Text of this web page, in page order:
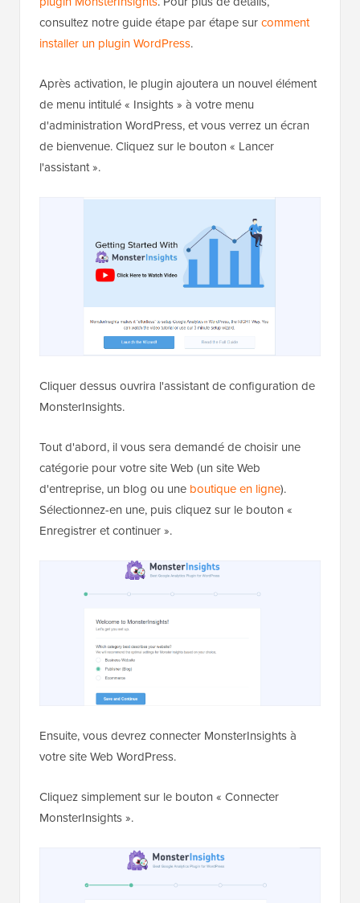
consultez notre guide étape par étape surcomment
installer un plugin WordPress.
Après activation, le plugin ajoutera un nouvel élément
de menu intitulé « Insights » à votre menu
d'administration WordPress, et vous verrez un écran
de bienvenue. Cliquez sur le bouton « Lancer
l'assistant ».
Cliquer dessus ouvrira l'assistant de configuration de
MonsterInsights.
Tout d'abord, il vous sera demandé de choisir une
catégorie pour votre site Web (un site Web
d'entreprise, un blog ou une boutique en ligne).
Sélectionnez-en une, puis cliquez sur le bouton «
Enregistrer et continuer ».
Ensuite, vous devrez connecter MonsterInsights à
votre site Web WordPress.
Cliquez simplement sur le bouton « Connecter
MonsterInsights ».